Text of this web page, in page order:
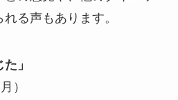
る声もあります。
」
）